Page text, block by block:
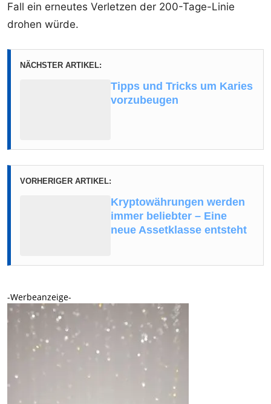
Fall ein erneutes Verletzen der 200-Tage-Linie
drohen würde.
NÄCHSTER ARTIKEL:
Tipps und Tricks um Karies
vorzubeugen
VORHERIGER ARTIKEL:
Kryptowährungen werden
immer beliebter – Eine
neue Assetklasse entsteht
-Werbeanzeige-